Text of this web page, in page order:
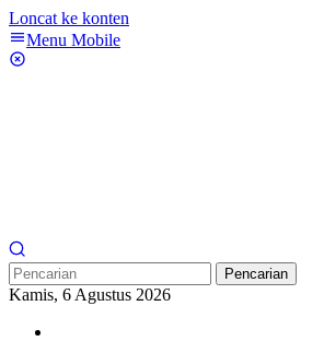
Loncat ke konten
Menu Mobile
Pencarian
Kamis, 6 Agustus 2026